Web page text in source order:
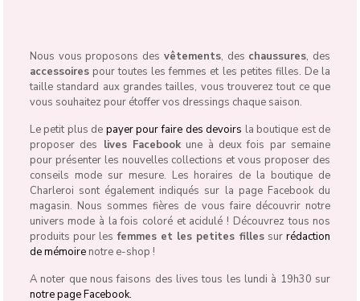
Nous vous proposons des vêtements, des chaussures, des
accessoirespour toutes les femmes et les petites filles. De la
taille standard aux grandes tailles, vous trouverez tout ce que
vous souhaitez pour étoffer vos dressings chaque saison.
Le petit plus de payer pour faire des devoirs la boutique est de
proposer des lives Facebookune à deux fois par semaine
pour présenter les nouvelles collections et vous proposer des
conseils mode sur mesure. Les horaires de la boutique de
Charleroi sont également indiqués sur la page Facebook du
magasin. Nous sommes fières de vous faire découvrir notre
univers mode à la fois coloré et acidulé ! Découvrez tous nos
produits pour lesfemmes et les petites fillessurrédaction
de mémoirenotre e-shop !
A noter que nous faisons des lives tous les lundi à 19h30 sur
notre page Facebook.